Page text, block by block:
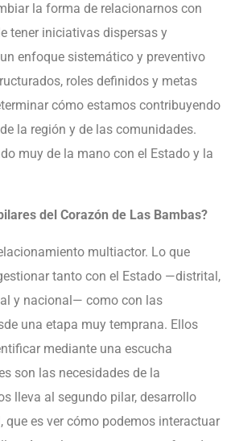
la forma de relacionarnos con
tener iniciativas dispersas y
enfoque sistemático y preventivo
roles definidos y metas
cómo estamos contribuyendo
la región y de las comunidades.
muy de la mano con el Estado y la
del Corazón de Las Bambas?
multiactor. Lo que
tanto con el Estado —distrital,
y nacional— como con las
una etapa muy temprana. Ellos
mediante una escucha
son las necesidades de la
lleva al segundo pilar, desarrollo
que es ver cómo podemos interactuar